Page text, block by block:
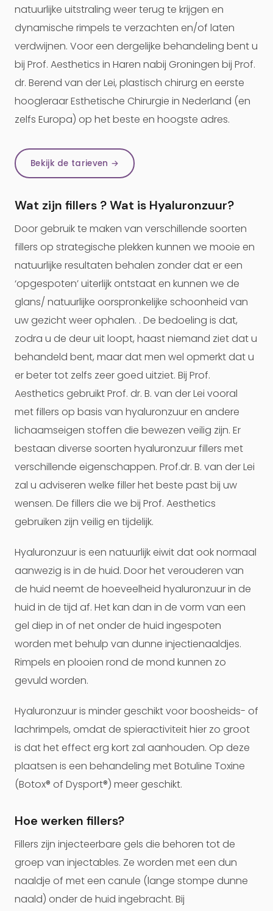
natuurlijke uitstraling weer terug te krijgen en
dynamische rimpels te verzachten en/of laten
verdwijnen. Voor een dergelijke behandeling bent u
bij Prof. Aesthetics in Haren nabij Groningen bij Prof.
dr. Berend van der Lei, plastisch chirurg en eerste
hoogleraar Esthetische Chirurgie in Nederland (en
zelfs Europa) op het beste en hoogste adres.
Bekijk de tarieven →
Wat zijn fillers ? Wat is Hyaluronzuur?
Door gebruik te maken van verschillende soorten
fillers op strategische plekken kunnen we mooie en
natuurlijke resultaten behalen zonder dat er een
‘opgespoten’ uiterlijk ontstaat en kunnen we de
glans/ natuurlijke oorspronkelijke schoonheid van
uw gezicht weer ophalen. . De bedoeling is dat,
zodra u de deur uit loopt, haast niemand ziet dat u
behandeld bent, maar dat men wel opmerkt dat u
er beter tot zelfs zeer goed uitziet. Bij Prof.
Aesthetics gebruikt Prof. dr. B. van der Lei vooral
met fillers op basis van hyaluronzuur en andere
lichaamseigen stoffen die bewezen veilig zijn. Er
bestaan diverse soorten hyaluronzuur fillers met
verschillende eigenschappen. Prof.dr. B. van der Lei
zal u adviseren welke filler het beste past bij uw
wensen. De fillers die we bij Prof. Aesthetics
gebruiken zijn veilig en tijdelijk.
Hyaluronzuur is een natuurlijk eiwit dat ook normaal
aanwezig is in de huid. Door het verouderen van
de huid neemt de hoeveelheid hyaluronzuur in de
huid in de tijd af. Het kan dan in de vorm van een
gel diep in of net onder de huid ingespoten
worden met behulp van dunne injectienaaldjes.
Rimpels en plooien rond de mond kunnen zo
gevuld worden.
Hyaluronzuur is minder geschikt voor boosheids- of
lachrimpels, omdat de spieractiviteit hier zo groot
is dat het effect erg kort zal aanhouden. Op deze
plaatsen is een behandeling met Botuline Toxine
(Botox® of Dysport®) meer geschikt.
Hoe werken fillers?
Fillers zijn injecteerbare gels die behoren tot de
groep van injectables. Ze worden met een dun
naaldje of met een canule (lange stompe dunne
naald) onder de huid ingebracht. Bij